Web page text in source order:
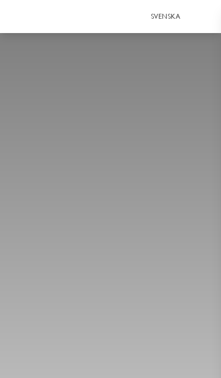
SVENSKA